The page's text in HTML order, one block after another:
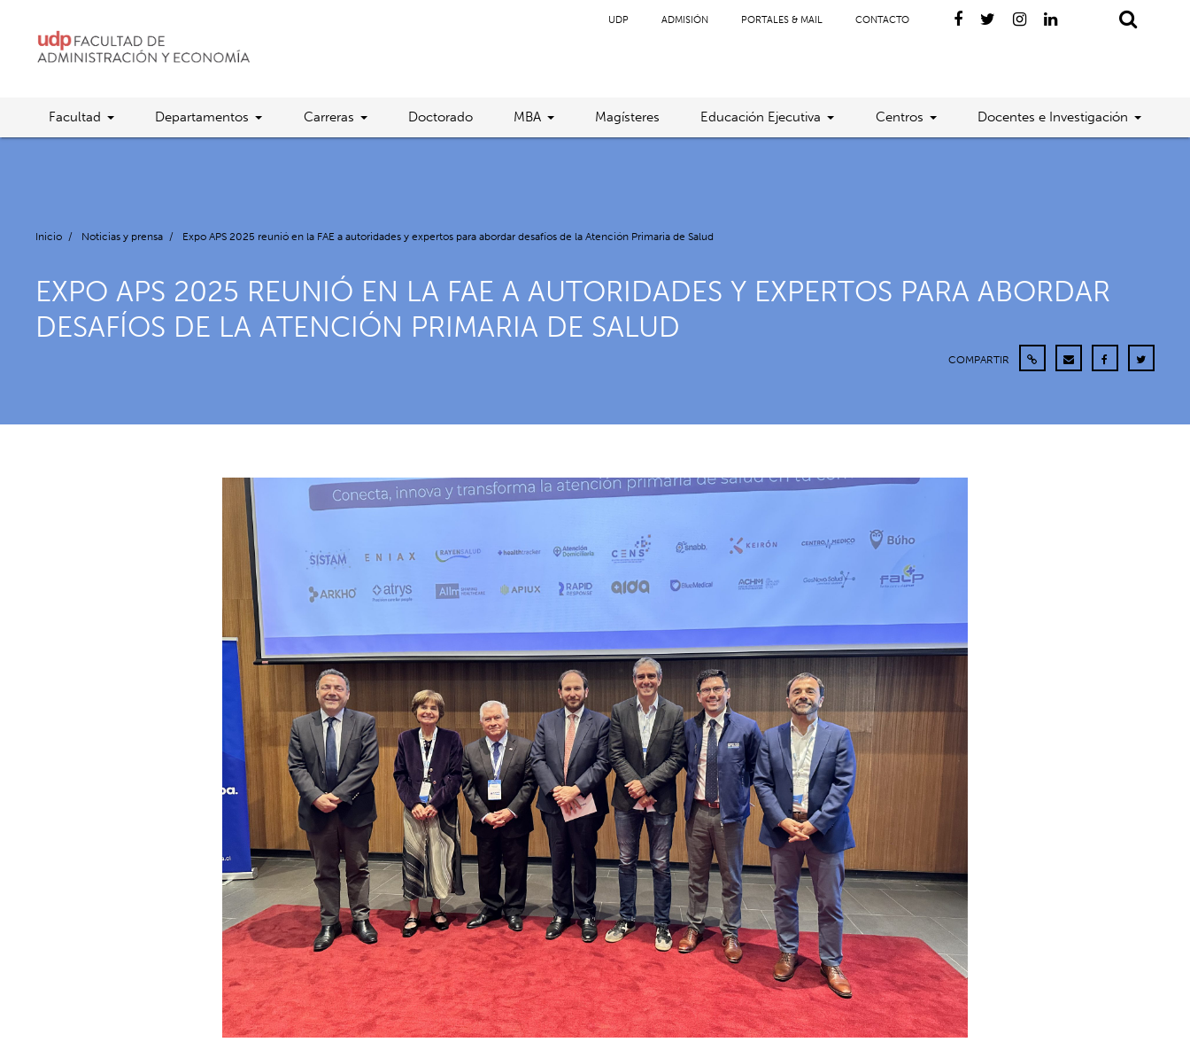
UDP ADMISIÓN PORTALES & MAIL CONTACTO
Facultad Departamentos Carreras Doctorado MBA Magísteres Educación Ejecutiva Centros Docentes e Investigación
Inicio / Noticias y prensa / Expo APS 2025 reunió en la FAE a autoridades y expertos para abordar desafíos de la Atención Primaria de Salud
EXPO APS 2025 REUNIÓ EN LA FAE A AUTORIDADES Y EXPERTOS PARA ABORDAR
DESAFÍOS DE LA ATENCIÓN PRIMARIA DE SALUD
COMPARTIR